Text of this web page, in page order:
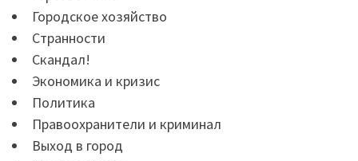
Городское хозяйство
Странности
Скандал!
Экономика и кризис
Политика
Правоохранители и криминал
Выход в город